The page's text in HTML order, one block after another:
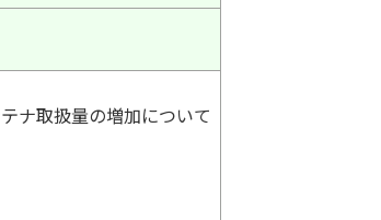
ナ取扱量の増加について